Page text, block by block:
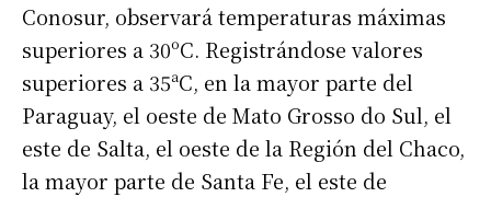
Conosur, observará temperaturas máximas
superiores a 30ºC. Registrándose valores
superiores a 35ªC, en la mayor parte del
Paraguay, el oeste de Mato Grosso do Sul, el
este de Salta, el oeste de la Región del Chaco,
la mayor parte de Santa Fe, el este de